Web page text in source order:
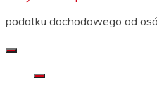
podatku dochodowego od